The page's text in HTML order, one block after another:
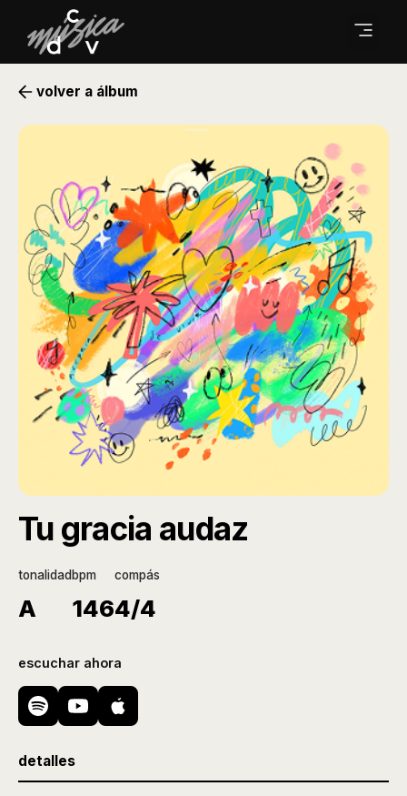
volver a álbum
detalles
Tu gracia audaz
tonalidad
A
bpm
146
compás
4/4
escuchar ahora